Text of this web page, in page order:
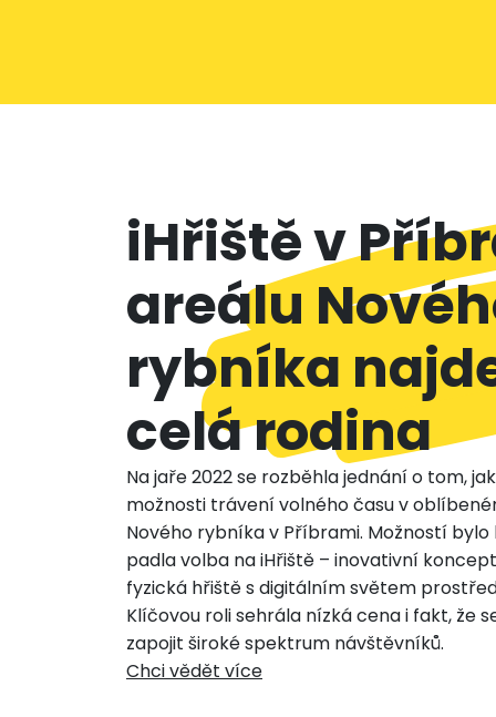
iHřiště v
areálu
rybníka
celá rodina
Na jaře 2022 se rozběhla jednání o tom,
možnosti trávení volného času v
Nového rybníka v Příbrami. Možností
padla volba na iHřiště – inovativní
fyzická hřiště s digitálním světem
Klíčovou roli sehrála nízká cena i fakt, že
zapojit široké spektrum návštěvníků.
Chci vědět více